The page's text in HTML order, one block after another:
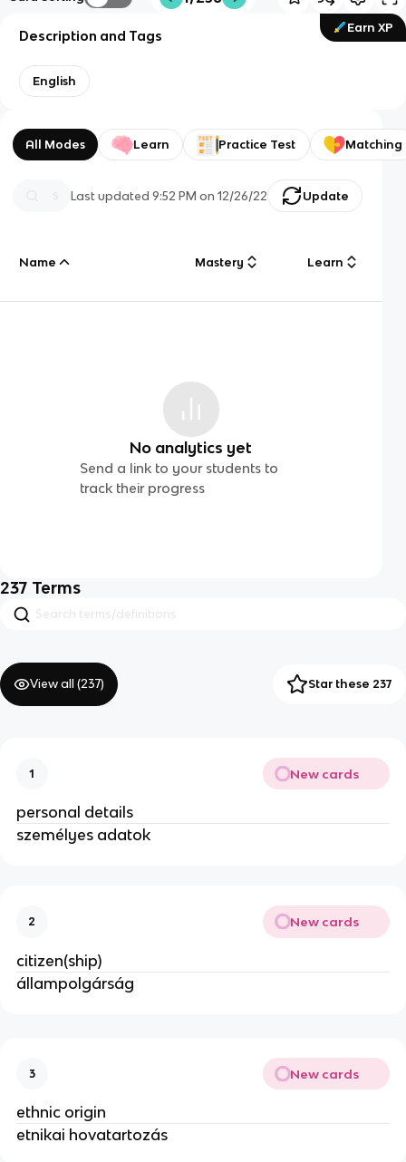
Earn XP
Description and Tags
English
All Modes Learn Practice Test Matching
Last updated9:52 PM on 12/26/22 Update
Name Mastery Learn
No analytics yet
Send a link to your students to
track their progress
237 Terms
View all (237) Star these 237
1 New cards
personal details
személyes adatok
2 New cards
citizen(ship)
állampolgárság
3 New cards
ethnic origin
etnikai hovatartozás